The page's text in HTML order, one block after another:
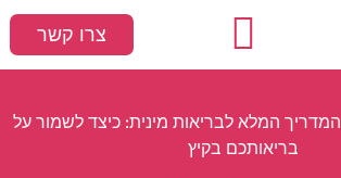
צרו קשר
המדריך המלא לבריאות מינית: כיצד לשמור על
בריאותכם בקיץ